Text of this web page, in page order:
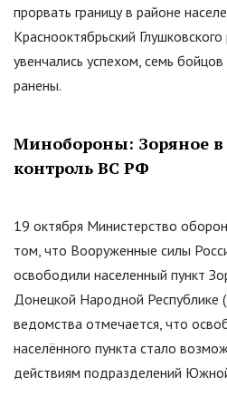
прорвать границу в районе
Краснооктябрьский
увенчались успехом, семь
ранены.
Минобороны: Зоряное
контроль ВС РФ
19 октября Министерство
том, что Вооруженные силы
освободили населенный пункт
Донецкой Народной
ведомства отмечается, что
населённого пункта стало
действиям подразделений